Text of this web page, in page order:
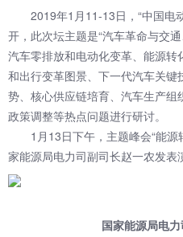
2019年1月11-13日，“中国电
开，此次坛主题是“汽车革命与交
汽车零排放和电动化变革、能源
和出行变革图景、下一代汽车关
势、核心供应链培育、汽车生产
政策调整等热点问题进行研讨。
1月13日下午，主题峰会“能源
家能源局电力司副司长赵一农发表
国家能源局电